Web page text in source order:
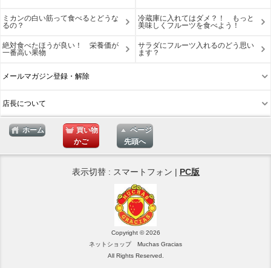
ミカンの白い筋って食べるとどうな
るの？
冷蔵庫に入れてはダメ？！ もっと
美味しくフルーツを食べよう！
絶対食べたほうが良い！ 栄養価が
一番高い果物
サラダにフルーツ入れるのどう思い
ます？
メールマガジン登録・解除
店長について
ホーム
買い物
かご
ページ
先頭へ
表示切替 : スマートフォン | PC版
Copyright © 2026
ネットショップ Muchas Gracias
All Rights Reserved.